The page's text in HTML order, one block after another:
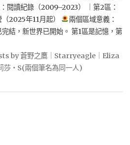
閱讀紀錄（2009–2023） ｜第2區：
2025年11月起）
兩個區域意義：
結，新世界已開始。 第1區是記憶，第
by 蒼野之鷹｜Starryeagle｜Eliza
・S(兩個筆名為同一人)